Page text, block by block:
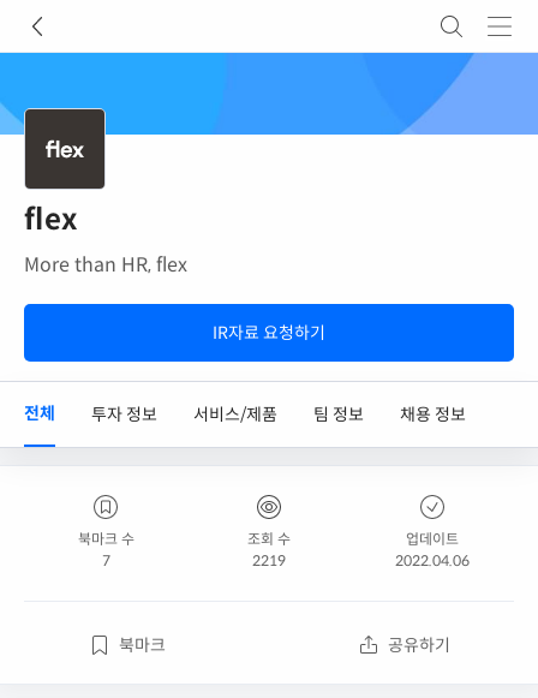
flex
More than HR, flex
IR자료 요청하기
전체 투자 정보 서비스/제품 팀 정보 채용 정보
북마크 수
7
조회 수
2219
업데이트
2022.04.06
북마크 공유하기